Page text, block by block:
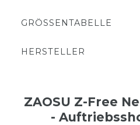
GRÖSSENTABELLE
HERSTELLER
ZAOSU Z-Free
-